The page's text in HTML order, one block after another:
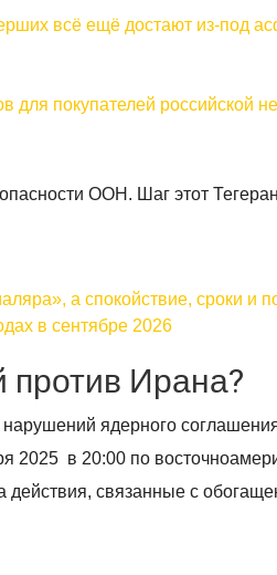
всё ещё достают из-под
покупателей российской
ООН. Шаг этот
а спокойствие, сроки и
в сентябре 2026
против Ирана?
ядерного
2025 в 20:00 по
связанные с